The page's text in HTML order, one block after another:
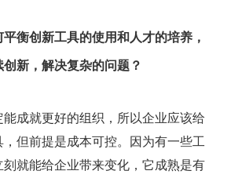
衡创新工具的使用和人才的培养，
新，解决复杂的问题？
能成就更好的组织，所以企业应该给
但前提是成本可控。因为有一些工
就能给企业带来变化，它成熟是有